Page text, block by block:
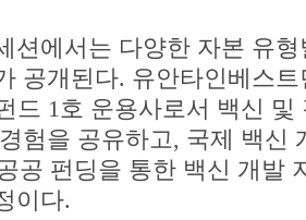
션에서는 다양한 자본 유
공개된다. 유안타인베스
드 1호 운용사로서 백신 및
험을 공유하고, 국제 백신
공 펀딩을 통한 백신 개발
이다.